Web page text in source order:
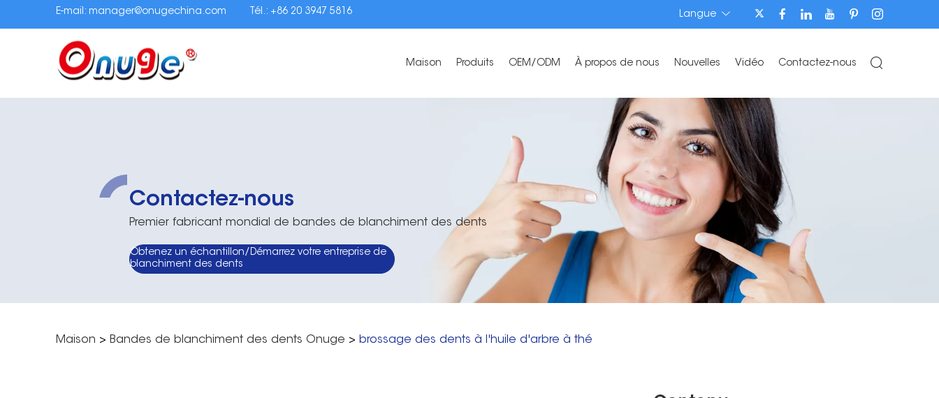
Langue
E-mail: manager@onugechina.com Tél.: +86 20 3947 5816
Maison Produits OEM/ODM À propos de nous Nouvelles Vidéo Contactez-nous
Contactez-nous
Premier fabricant mondial de bandes de blanchiment des dents
Obtenez un échantillon/Démarrez votre entreprise de
blanchiment des dents
Maison > Bandes de blanchiment des dents Onuge > brossage des dents à l'huile d'arbre à thé